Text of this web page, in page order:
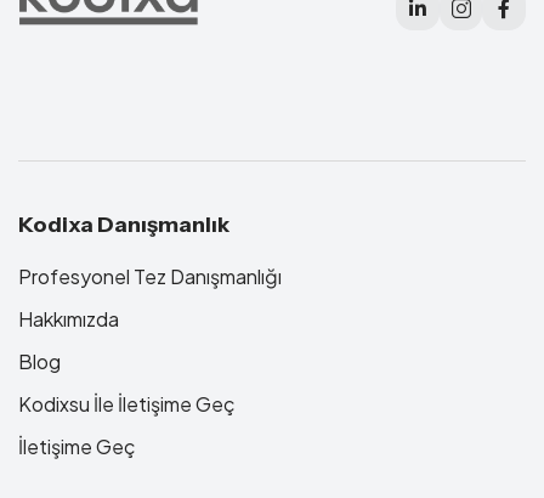
Kodixa Danışmanlık
Profesyonel Tez Danışmanlığı
Hakkımızda
Blog
Kodixsu İle İletişime Geç
İletişime Geç